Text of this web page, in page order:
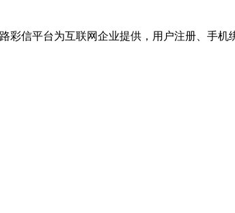
信平台为互联网企业提供，用户注册、手